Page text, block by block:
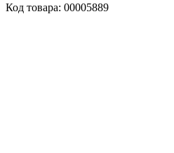
Код товара: 00005889